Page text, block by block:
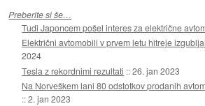
Preberite si še…
Tudi Japoncem pošel interes za električne
Električni avtomobili v prvem letu hitreje
2024
Tesla z rekordnimi rezultati ::26. jan 2023
Na Norveškem lani 80 odstotkov prodanih
::2. jan 2023